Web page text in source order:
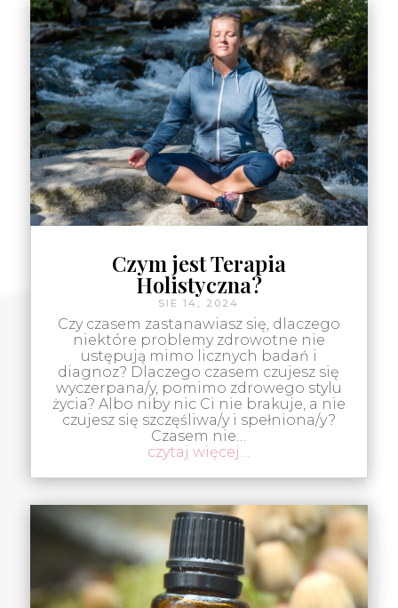
Czym jest Terapia
Holistyczna?
SIE 14, 2024
Czy czasem zastanawiasz się, dlaczego
niektóre problemy zdrowotne nie
ustępują mimo licznych badań i
diagnoz? Dlaczego czasem czujesz się
wyczerpana/y, pomimo zdrowego stylu
życia? Albo niby nic Ci nie brakuje, a nie
czujesz się szczęśliwa/y i spełniona/y?
Czasem nie…
czytaj więcej…